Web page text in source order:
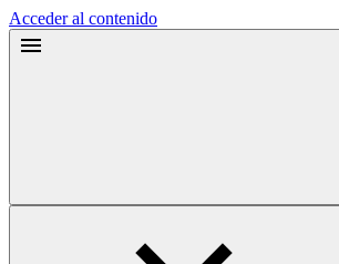
Acceder al contenido